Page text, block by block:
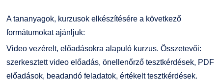
A tananyagok, kurzusok elkészítésére a következő
formátumokat ajánljuk:
Video vezérelt, előadásokra alapuló kurzus. Összetevői:
szerkesztett video előadás, önellenőrző tesztkérdések, PDF
előadások, beadandó feladatok, értékelt tesztkérdések.